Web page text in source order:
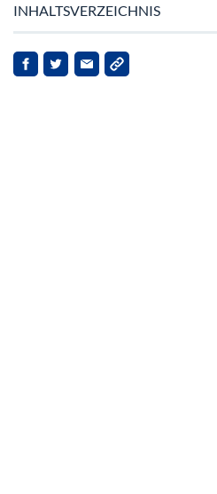
INHALTSVERZEICHNIS
Neueste Entwicklungen bei